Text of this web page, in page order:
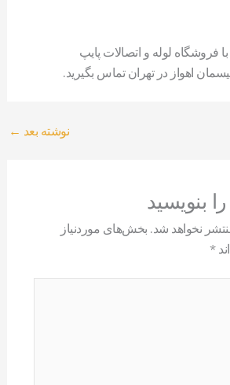
فروشگاه لوله و اتصالات پایپ
اهواز در تهران تماس بگیرید.
نوشته بعد ←
بنویسید
نخواهد شد. بخش‌های موردنیاز
*